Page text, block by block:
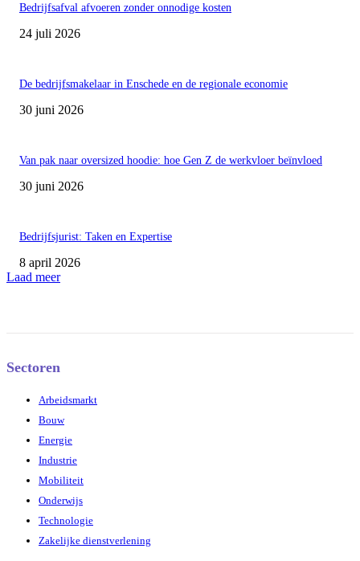
Bedrijfsafval afvoeren zonder onnodige kosten
24 juli 2026
De bedrijfsmakelaar in Enschede en de regionale economie
30 juni 2026
Van pak naar oversized hoodie: hoe Gen Z de werkvloer beïnvloed
30 juni 2026
Bedrijfsjurist: Taken en Expertise
8 april 2026
Laad meer
Sectoren
Arbeidsmarkt
Bouw
Energie
Industrie
Mobiliteit
Onderwijs
Technologie
Zakelijke dienstverlening